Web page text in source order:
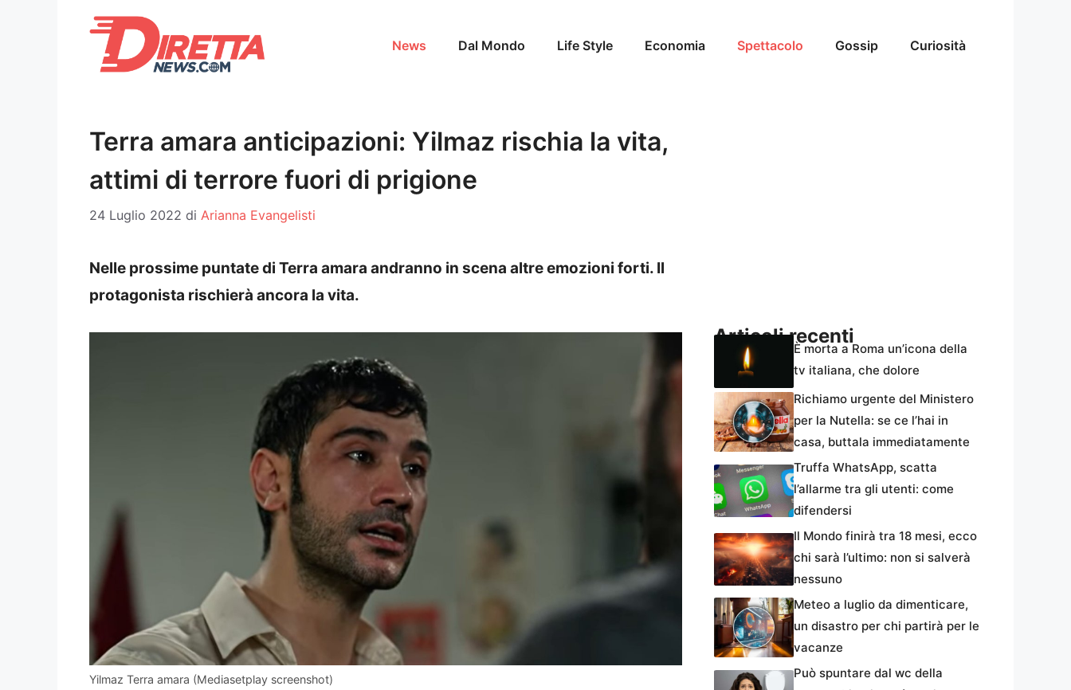
News Dal Mondo Life Style Economia Spettacolo Gossip Curiosità
Terra amara anticipazioni: Yilmaz rischia la vita,
attimi di terrore fuori di prigione
24 Luglio 2022 di Arianna Evangelisti
Nelle prossime puntate di Terra amara andranno in scena altre emozioni forti. Il
protagonista rischierà ancora la vita.
Yilmaz Terra amara (Mediasetplay screenshot)
Articoli recenti
È morta a Roma un’icona della
tv italiana, che dolore
Richiamo urgente del Ministero
per la Nutella: se ce l’hai in
casa, buttala immediatamente
Truffa WhatsApp, scatta
l’allarme tra gli utenti: come
difendersi
Il Mondo finirà tra 18 mesi, ecco
chi sarà l’ultimo: non si salverà
nessuno
Meteo a luglio da dimenticare,
un disastro per chi partirà per le
vacanze
Può spuntare dal wc della